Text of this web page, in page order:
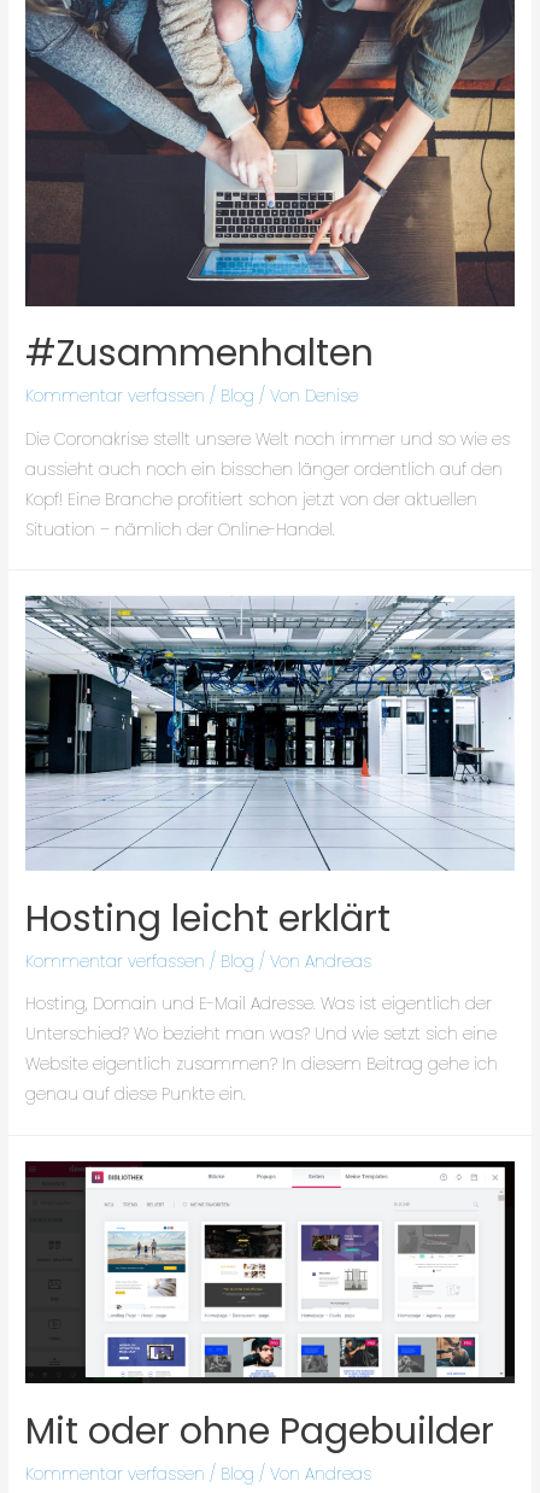
#Zusammenhalten
Kommentar verfassen / Blog / Von Denise
Die Coronakrise stellt unsere Welt noch immer und so wie es
aussieht auch noch ein bisschen länger ordentlich auf den
Kopf! Eine Branche profitiert schon jetzt von der aktuellen
Situation – nämlich der Online-Handel.
Hosting leicht erklärt
Kommentar verfassen / Blog / VonAndreas
Hosting, Domain und E-Mail Adresse. Was ist eigentlich der
Unterschied? Wo bezieht man was? Und wie setzt sich eine
Website eigentlich zusammen? In diesem Beitrag gehe ich
genau auf diese Punkte ein.
Mit oder ohne Pagebuilder
Kommentar verfassen / Blog / VonAndreas